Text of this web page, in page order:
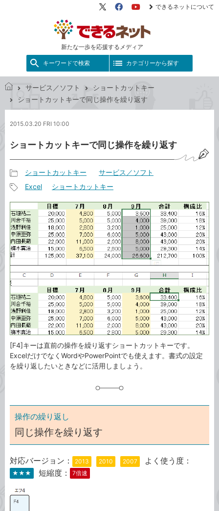
新たな一歩を応援するメディア
X（旧
FacebookYouTube
できるネットについて
キーワードで検索 カテゴリーから探す
ネ
ト
サービス／ソフト
ショートカットキー
ショートカットキーで同じ操作を繰り返す
2015.03.20 FRI 10:00
ショートカットキーで同じ操作を繰り返す
事
カ
テ
ゴ
リ
ショートカットキー サービス／ソフト
事
タ
グ
Excel ショートカットキー
[F4]キーは直前の操作を繰り返すショートカットキーです。
ExcelだけでなくWordやPowerPointでも使えます。書式の設定
を繰り返したいときなどに活用しましょう。
操作の繰り返し
同じ操作を繰り返す
対応バージョン： 2013 2010 2007 よく使う度：
★★★ 短縮度： 7倍速